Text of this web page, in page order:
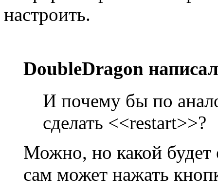
настроить.
DoubleDragon
И почему бы по
сделать <<restart>>?
Можно, но какой будет
сам может нажать